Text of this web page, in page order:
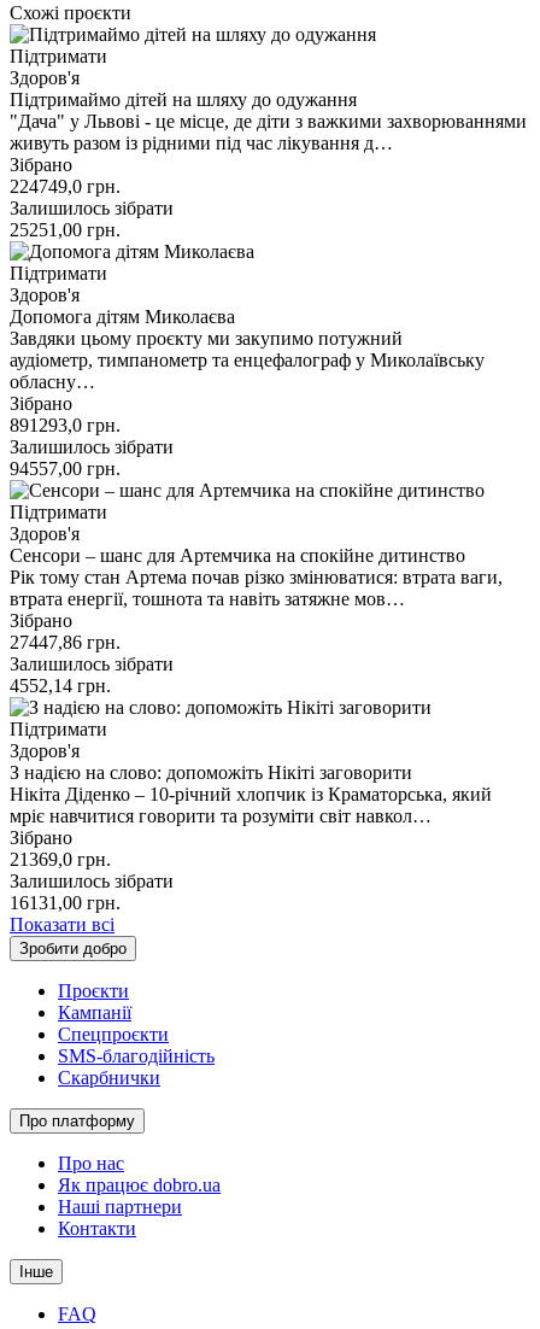
Схожі проєкти
Підтримати
Здоров'я
Підтримаймо дітей на шляху до одужання
"Дача" у Львові - це місце, де діти з важкими захворюваннями
живуть разом із рідними під час лікування д…
Зібрано
224749,0 грн.
Залишилось зібрати
25251,00 грн.
Підтримати
Здоров'я
Допомога дітям Миколаєва
Завдяки цьому проєкту ми закупимо потужний
аудіометр, тимпанометр та енцефалограф у Миколаївську
обласну…
Зібрано
891293,0 грн.
Залишилось зібрати
94557,00 грн.
Підтримати
Здоров'я
Сенсори – шанс для Артемчика на спокійне дитинство
Рік тому стан Артема почав різко змінюватися: втрата ваги,
втрата енергії, тошнота та навіть затяжне мов…
Зібрано
27447,86 грн.
Залишилось зібрати
4552,14 грн.
Підтримати
Здоров'я
З надією на слово: допоможіть Нікіті заговорити
Нікіта Діденко – 10-річний хлопчик із Краматорська, який
мріє навчитися говорити та розуміти світ навкол…
Зібрано
21369,0 грн.
Залишилось зібрати
16131,00 грн.
Показати всі
Зробити добро
Проєкти
Кампанії
Спецпроєкти
SMS-благодійність
Скарбнички
Про платформу
Про нас
Як працює dobro.ua
Наші партнери
Контакти
Інше
FAQ